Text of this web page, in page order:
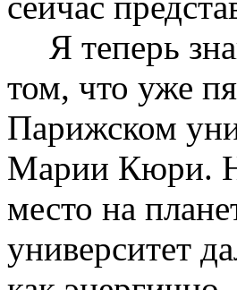
Я теперь
том, что уже
Парижском
Марии Кюри.
место на
университет